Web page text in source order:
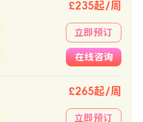
£235起/周
立即预订
在线咨询
£265起/周
立即预订